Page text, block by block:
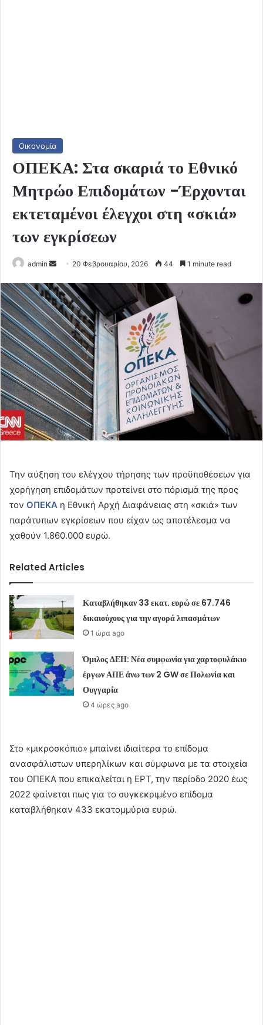
Οικονομία
ΟΠΕΚΑ: Στα σκαριά το Εθνικό
Μητρώο Επιδομάτων -Έρχονται
εκτεταμένοι έλεγχοι στη «σκιά»
των εγκρίσεων
admin
Send
email
20 Φεβρουαρίου, 2026 44 1 minute read
Την αύξηση του ελέγχου τήρησης των προϋποθέσεων για
χορήγηση επιδομάτων προτείνει στο πόρισμά της προς
τον ΟΠΕΚΑ η Εθνική Αρχή Διαφάνειας στη «σκιά» των
παράτυπων εγκρίσεων που είχαν ως αποτέλεσμα να
χαθούν 1.860.000 ευρώ.
Related Articles
Καταβλήθηκαν 33 εκατ. ευρώ σε 67.746
δικαιούχους για την αγορά λιπασμάτων
1 ώρα ago
Όμιλος ΔΕΗ: Νέα συμφωνία για χαρτοφυλάκιο
έργων ΑΠΕ άνω των 2 GW σε Πολωνία και
Ουγγαρία
4 ώρες ago
Στο «μικροσκόπιο» μπαίνει ιδιαίτερα το επίδομα
ανασφάλιστων υπερηλίκων και σύμφωνα με τα στοιχεία
του ΟΠΕΚΑ που επικαλείται η ΕΡΤ, την περίοδο 2020 έως
2022 φαίνεται πως για το συγκεκριμένο επίδομα
καταβλήθηκαν 433 εκατομμύρια ευρώ.